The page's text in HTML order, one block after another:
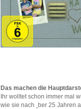
Das machen die
Ihr wolltet schon immer mal
wie sie nach ¸ber 25 Jahren